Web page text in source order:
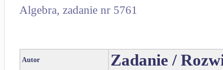
Algebra, zadanie nr 5761
Autor Zadanie /